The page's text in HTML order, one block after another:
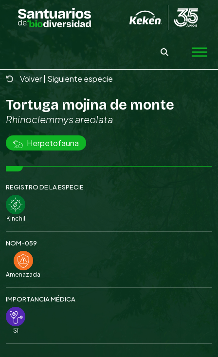
Volver Siguiente especie
Tortuga mojina de monte
Rhinoclemmys areolata
Herpetofauna
REGISTRO DE LA ESPECIE
Kinchil
NOM-059
Amenazada
IMPORTANCIA MÉDICA
Sí